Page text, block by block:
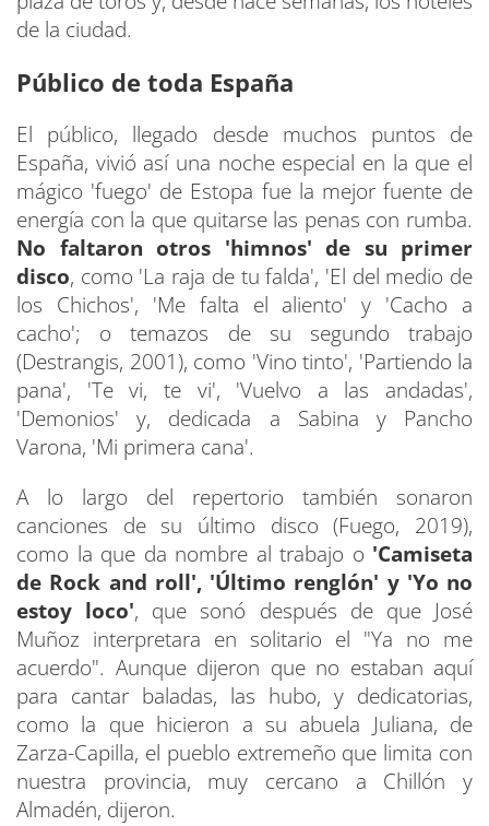
de la ciudad.
Público de toda España
El público, llegado desde muchos puntos de
España, vivió así una noche especial en la que el
mágico 'fuego' de Estopa fue la mejor fuente de
energía con la que quitarse las penas con rumba.
No faltaron otros 'himnos' de su primer
disco, como 'La raja de tu falda', 'El del medio de
los Chichos', 'Me falta el aliento' y 'Cacho a
cacho'; o temazos de su segundo trabajo
(Destrangis, 2001), como 'Vino tinto', 'Partiendo la
pana', 'Te vi, te vi', 'Vuelvo a las andadas',
'Demonios' y, dedicada a Sabina y Pancho
Varona, 'Mi primera cana'.
A lo largo del repertorio también sonaron
canciones de su último disco (Fuego, 2019),
como la que da nombre al trabajo o 'Camiseta
de Rock and roll', 'Último renglón' y 'Yo no
estoy loco', que sonó después de que José
Muñoz interpretara en solitario el "Ya no me
acuerdo". Aunque dijeron que no estaban aquí
para cantar baladas, las hubo, y dedicatorias,
como la que hicieron a su abuela Juliana, de
Zarza-Capilla, el pueblo extremeño que limita con
nuestra provincia, muy cercano a Chillón y
Almadén, dijeron.